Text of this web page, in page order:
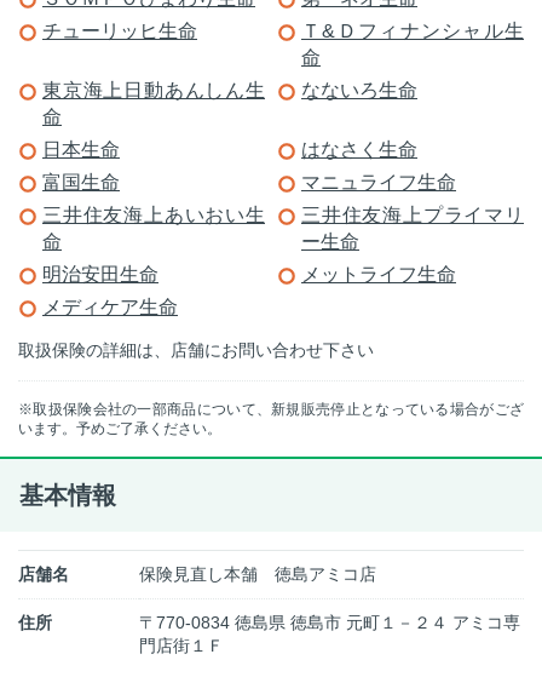
チューリッヒ生命
Ｔ&Ｄフィナンシャル生
命
東京海上日動あんしん生
命
なないろ生命
日本生命
はなさく生命
富国生命
マニュライフ生命
三井住友海上あいおい生
命
三井住友海上プライマリ
ー生命
明治安田生命
メットライフ生命
メディケア生命
取扱保険の詳細は、店舗にお問い合わせ下さい
※取扱保険会社の一部商品について、新規販売停止となっている場合がござ
います。予めご了承ください。
基本情報
店舗名 保険見直し本舗 徳島アミコ店
住所
〒770-0834 徳島県 徳島市 元町１－２４ アミコ専
門店街１Ｆ